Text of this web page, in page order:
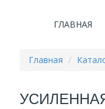
ГЛАВНАЯ
Главная